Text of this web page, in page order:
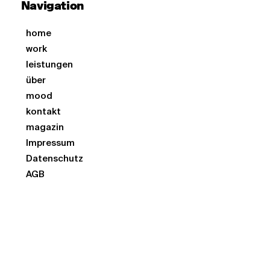
TikTok und Instagram Reels optimiert sind.
in unsere Dienstleistungen integriert werden.
Navigation
home
work
leistungen
über
mood
kontakt
magazin
Impressum
Datenschutz
AGB